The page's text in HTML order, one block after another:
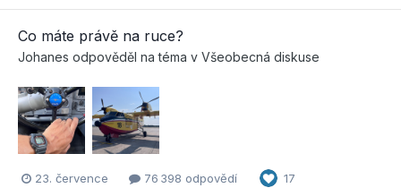
Co máte právě na ruce?
Johanes odpověděl na téma v Všeobecná diskuse
23. července 76 398 odpovědí 17